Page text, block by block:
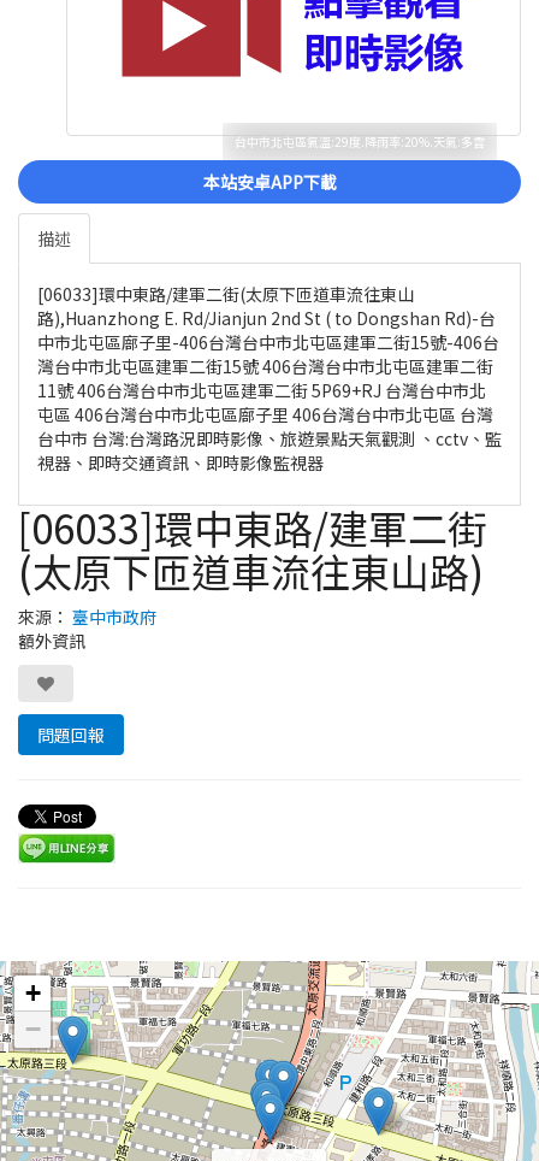
台中市北屯區氣溫:29度.降雨率:20%.天氣:多雲
本站安卓APP下載
描述
[06033]環中東路/建軍二街(太原下匝道車流往東山
路),Huanzhong E. Rd/Jianjun 2nd St ( to Dongshan Rd)-台
中市北屯區廍子里-406台灣台中市北屯區建軍二街15號-406台
灣台中市北屯區建軍二街15號 406台灣台中市北屯區建軍二街
11號 406台灣台中市北屯區建軍二街 5P69+RJ 台灣台中市北
屯區 406台灣台中市北屯區廍子里 406台灣台中市北屯區 台灣
台中市 台灣:台灣路況即時影像、旅遊景點天氣觀測 、cctv、監
視器、即時交通資訊、即時影像監視器
[06033]環中東路/建軍二街
(太原下匝道車流往東山路)
來源： 臺中市政府
額外資訊
問題回報
+
−